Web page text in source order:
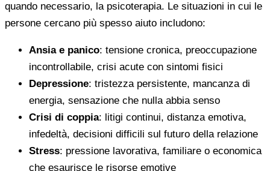
quando necessario, la psicoterapia. Le situazioni in cui le
persone cercano più spesso aiuto includono:
Ansia e panico: tensione cronica, preoccupazione
incontrollabile, crisi acute con sintomi fisici
Depressione: tristezza persistente, mancanza di
energia, sensazione che nulla abbia senso
Crisi di coppia: litigi continui, distanza emotiva,
infedeltà, decisioni difficili sul futuro della relazione
Stress: pressione lavorativa, familiare o economica
che esaurisce le risorse emotive